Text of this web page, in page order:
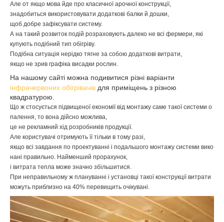
Але от якщо мова йде про класичної арочної конструкції,
знадобиться використовувати додаткові балки й дошки,
щоб добре зафіксувати систему.
А на такий розвиток подій розраховують далеко не всі фермери, які
купують подібний тип обігріву.
Подібна ситуація нерідко тягне за собою додаткові витрати,
якщо не зрив графіка висадки рослин.
На нашому сайті можна подивитися різні варіанти
інфрачервоних обігрівачів для приміщень з різною
квадратурою.
Що ж стосується підвищеної економії від монтажу саме такої системи о
палення, то вона дійсно можлива,
це не рекламний хід розробників продукції.
Але користувачі отримують її тільки в тому разі,
якщо всі завдання по проектуванні і подальшого монтажу системи вико
нані правильно. Найменший прорахунок,
і витрата тепла може значно збільшитися.
При неправильному ж плануванні і установці такої конструкції витрати
можуть приблизно на 40% перевищить очікувані.